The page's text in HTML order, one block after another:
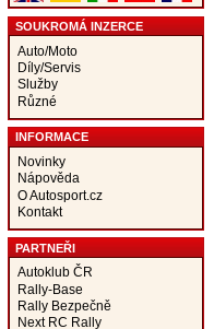
SOUKROMÁ INZERCE
Auto/Moto
Díly/Servis
Služby
Různé
INFORMACE
Novinky
Nápověda
O Autosport.cz
Kontakt
PARTNEŘI
Autoklub ČR
Rally-Base
Rally Bezpečně
Next RC Rally